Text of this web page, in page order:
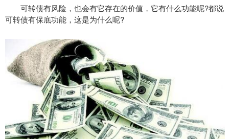
可转债有风险，也会有它存在的价值，它有什么功能呢?都说
可转债有保底功能，这是为什么呢?